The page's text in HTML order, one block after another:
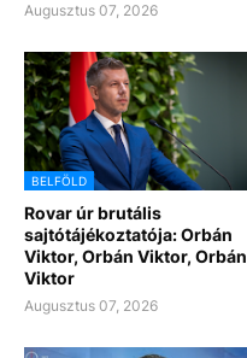
Augusztus 07, 2026
BELFÖLD
Rovar úr brutális
sajtótájékoztatója: Orbán
Viktor, Orbán Viktor, Orbán
Viktor
Augusztus 07, 2026